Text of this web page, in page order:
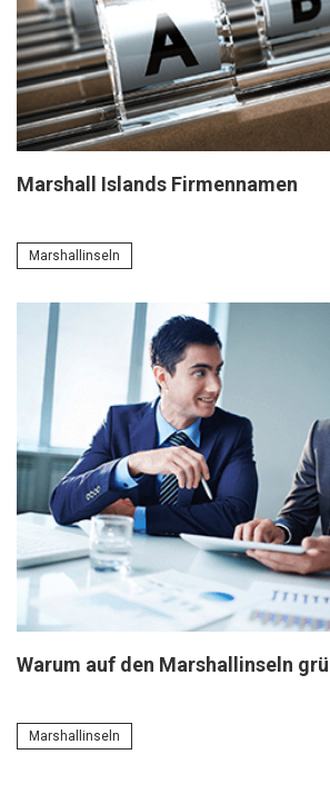
Marshall Islands Firmennamen
Marshallinseln
Warum auf den Marshallinseln
Marshallinseln